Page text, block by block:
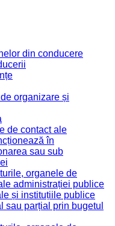
din conducere
organizare și
de contact ale
în
sau sub
organele de
administrației publice
și instituțiile publice
sau parțial prin bugetul